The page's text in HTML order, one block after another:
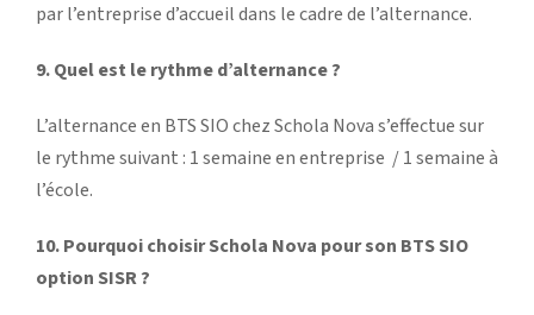
par l’entreprise d’accueil dans le cadre de l’alternance.
9. Quel est le rythme d’alternance ?
L’alternance en BTS SIO chez Schola Nova s’effectue sur
le rythme suivant : 1 semaine en entreprise / 1 semaine à
l’école.
10. Pourquoi choisir Schola Nova pour son BTS SIO
option SISR ?